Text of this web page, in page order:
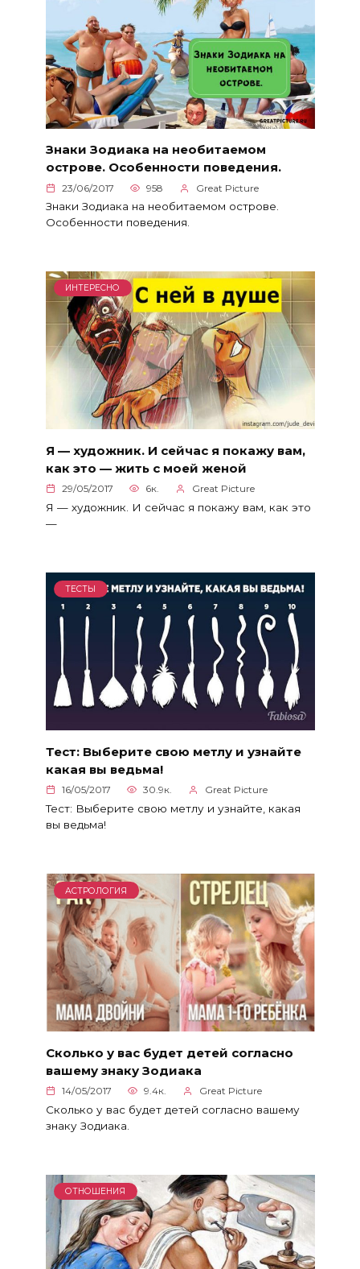
Знаки Зодиака на необитаемом
острове. Особенности поведения.
23/06/2017 958 Great Picture
Знаки Зодиака на необитаемом острове.
Особенности поведения.
ИНТЕРЕСНО
Я — художник. И сейчас я покажу вам,
как это — жить с моей женой
29/05/2017 6к. Great Picture
Я — художник. И сейчас я покажу вам, как это
—
ТЕСТЫ
Тест: Выберите свою метлу и узнайте
какая вы ведьма!
16/05/2017 30.9к. Great Picture
Тест: Выберите свою метлу и узнайте, какая
вы ведьма!
АСТРОЛОГИЯ
Сколько у вас будет детей согласно
вашему знаку Зодиака
14/05/2017 9.4к. Great Picture
Сколько у вас будет детей согласно вашему
знаку Зодиака.
ОТНОШЕНИЯ